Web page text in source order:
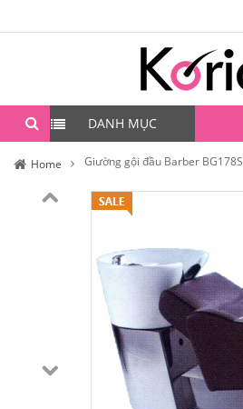
DANH MỤC
Home Giường gội đầu Barber BG178S